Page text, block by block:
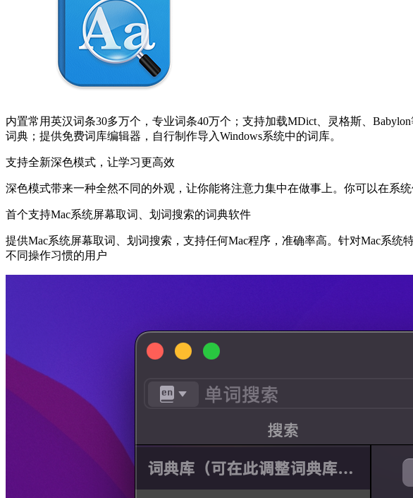
内置常用英汉词条30多万个，专业词条40万个；支持加载MDict、灵格斯、
词典；提供免费词库编辑器，自行制作导入Windows系统中的词库。
支持全新深色模式，让学习更高效
深色模式带来一种全然不同的外观，让你能将注意力集中在做事上。你可以在系
首个支持Mac系统屏幕取词、划词搜索的词典软件
提供Mac系统屏幕取词、划词搜索，支持任何Mac程序，准确率高。针对Mac系
不同操作习惯的用户